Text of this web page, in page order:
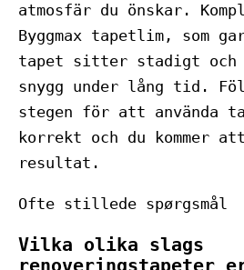
atmosfär du önskar.
Byggmax tapetlim, som
tapet sitter stadigt
snygg under lång tid.
stegen för att använda
korrekt och du kommer
resultat.
Ofte stillede spørgsmål
Vilka olika slags